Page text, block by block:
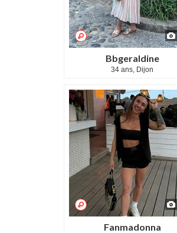
Bbgeraldine
34 ans, Dijon
Fanmadonna